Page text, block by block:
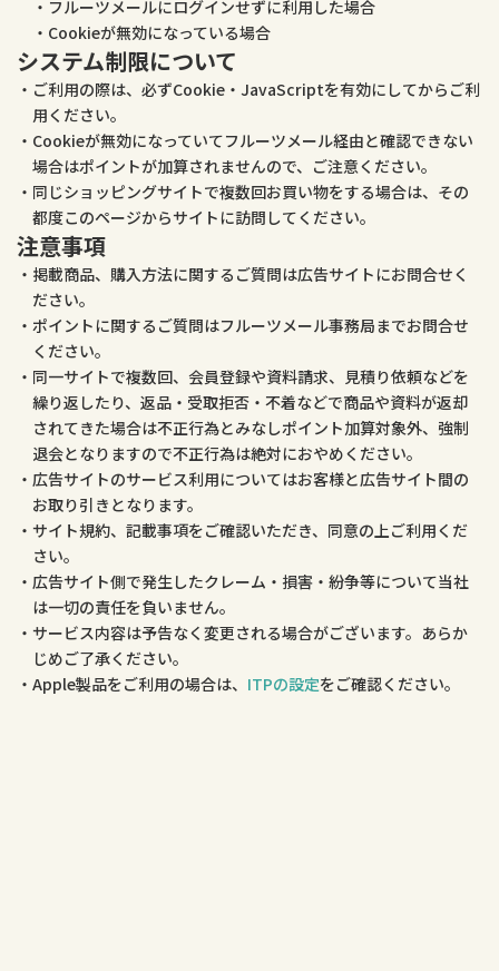
フルーツメールにログインせずに利用した場合
Cookieが無効になっている場合
システム制限について
ご利用の際は、必ずCookie・JavaScriptを有効にしてからご利
用ください。
Cookieが無効になっていてフルーツメール経由と確認できない
場合はポイントが加算されませんので、ご注意ください。
同じショッピングサイトで複数回お買い物をする場合は、その
都度このページからサイトに訪問してください。
注意事項
掲載商品、購入方法に関するご質問は広告サイトにお問合せく
ださい。
ポイントに関するご質問はフルーツメール事務局までお問合せ
ください。
同一サイトで複数回、会員登録や資料請求、見積り依頼などを
繰り返したり、返品・受取拒否・不着などで商品や資料が返却
されてきた場合は不正行為とみなしポイント加算対象外、強制
退会となりますので不正行為は絶対におやめください。
広告サイトのサービス利用についてはお客様と広告サイト間の
お取り引きとなります。
サイト規約、記載事項をご確認いただき、同意の上ご利用くだ
さい。
広告サイト側で発生したクレーム・損害・紛争等について当社
は一切の責任を負いません。
サービス内容は予告なく変更される場合がございます。あらか
じめご了承ください。
Apple製品をご利用の場合は、 ITPの設定をご確認ください。